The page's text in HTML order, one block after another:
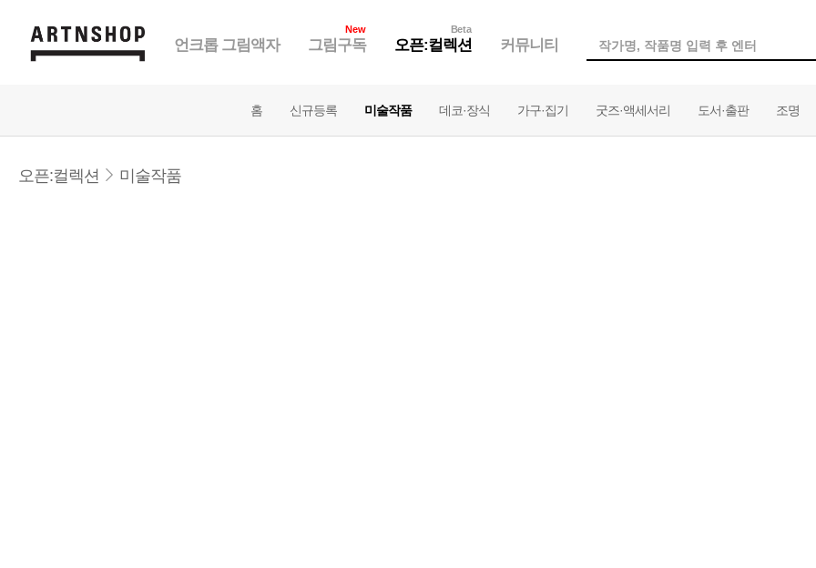
언크롭 그림액자
New
그림구독
Beta
오픈:컬렉션 커뮤니티
홈 신규등록 미술작품 데코·장식 가구·집기 굿즈·액세서리 도서·출판 조명
오픈:컬렉션 미술작품